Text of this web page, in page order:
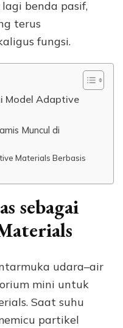
benda pasif,
terus
fungsi.
Model Adaptive
Muncul di
Materials Berbasis
sebagai
udara–air
mini untuk
Saat suhu
partikel